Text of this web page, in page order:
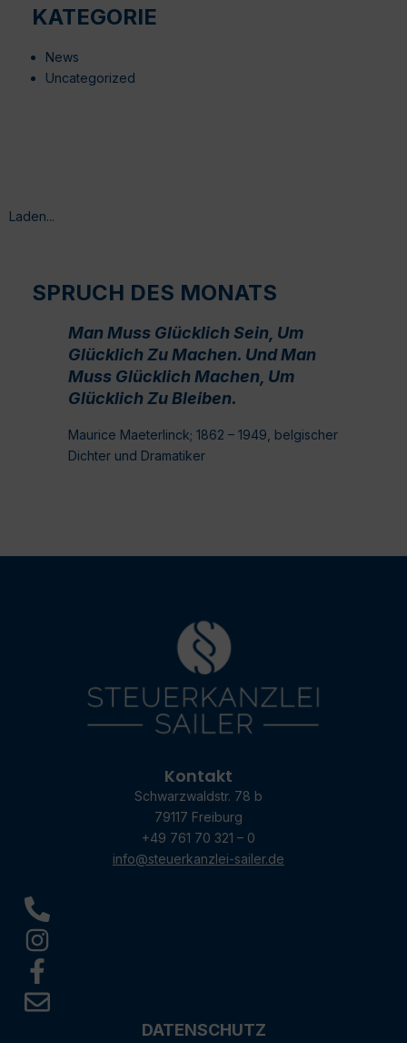
KATEGORIE
News
Uncategorized
Laden...
SPRUCH DES MONATS
Man Muss Glücklich Sein, Um
Glücklich Zu Machen. Und Man
Muss Glücklich Machen, Um
Glücklich Zu Bleiben.
Maurice Maeterlinck; 1862 – 1949, belgischer
Dichter und Dramatiker
Kontakt
Schwarzwaldstr. 78 b
79117 Freiburg
+49 761 70 321 – 0
info@steuerkanzlei-sailer.de
DATENSCHUTZ